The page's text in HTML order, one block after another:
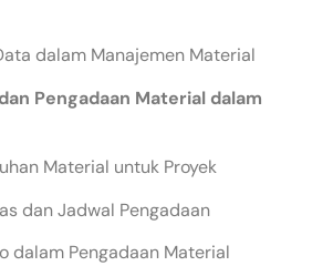
dalam Manajemen Material
Pengadaan Material dalam
Material untuk Proyek
dan Jadwal Pengadaan
dalam Pengadaan Material